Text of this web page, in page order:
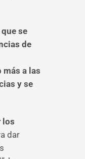
que se
de
a las
y se
los
dar